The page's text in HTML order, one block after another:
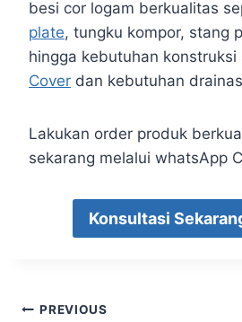
besi cor logam berkualitas
plate, tungku kompor, stang
hingga kebutuhan konstruksi
Cover dan kebutuhan
Lakukan order produk
sekarang melalui whatsApp
Konsultasi
PREVIOUS